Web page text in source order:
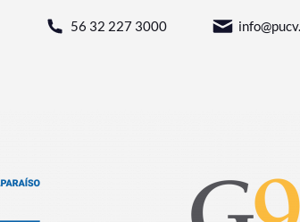
56 32 227 3000